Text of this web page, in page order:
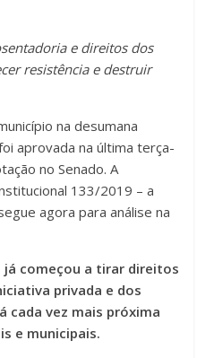
e direitos dos
resistência e destruir
na desumana
aprovada na última terça-
no Senado. A
133/2019 – a
agora para análise na
já começou a tirar direitos
privada e dos
cada vez mais próxima
e municipais.